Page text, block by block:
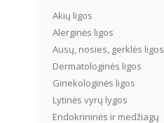
Akių ligos
Alerginės ligos
Ausų, nosies, gerklės ligos
Dermatologinės ligos
Ginekologinės ligos
Lytinės vyrų lygos
Endokrininės ir medžiagų